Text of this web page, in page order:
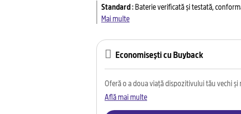
Standard:Baterie verificată și testată,
Mai multe
Economisești cu Buyback
Oferă o a doua viață dispozitivului tău vechi
Află mai multe